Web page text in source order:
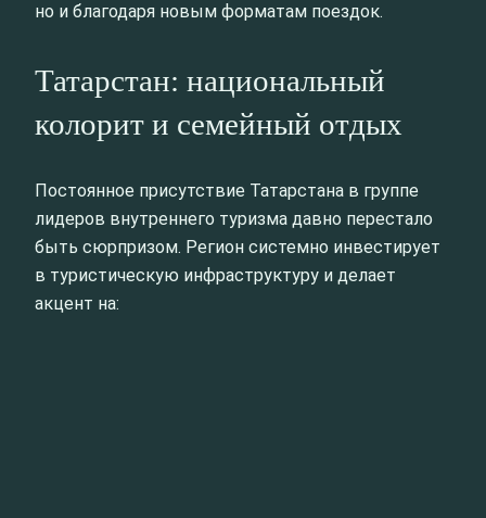
но и благодаря новым форматам поездок.
Татарстан: национальный
колорит и семейный отдых
Постоянное присутствие Татарстана в группе
лидеров внутреннего туризма давно перестало
быть сюрпризом. Регион системно инвестирует
в туристическую инфраструктуру и делает
акцент на: